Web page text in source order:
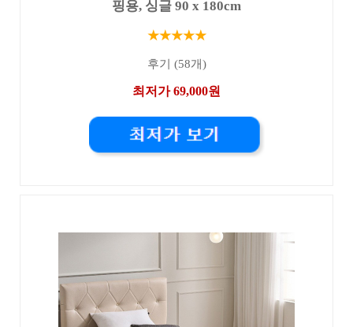
핑용, 싱글 90 x 180cm
★★★★★
후기 (58개)
최저가 69,000원